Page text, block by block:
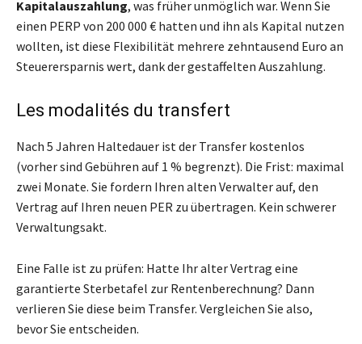
Kapitalauszahlung, was früher unmöglich war. Wenn Sie
einen PERP von 200 000 € hatten und ihn als Kapital nutzen
wollten, ist diese Flexibilität mehrere zehntausend Euro an
Steuerersparnis wert, dank der gestaffelten Auszahlung.
Les modalités du transfert
Nach 5 Jahren Haltedauer ist der Transfer kostenlos
(vorher sind Gebühren auf 1 % begrenzt). Die Frist: maximal
zwei Monate. Sie fordern Ihren alten Verwalter auf, den
Vertrag auf Ihren neuen PER zu übertragen. Kein schwerer
Verwaltungsakt.
Eine Falle ist zu prüfen: Hatte Ihr alter Vertrag eine
garantierte Sterbetafel zur Rentenberechnung? Dann
verlieren Sie diese beim Transfer. Vergleichen Sie also,
bevor Sie entscheiden.